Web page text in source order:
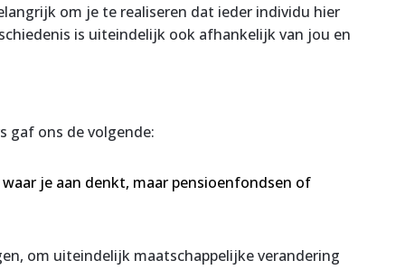
om je te realiseren dat ieder individu hier
is uiteindelijk ook afhankelijk van jou en
gaf ons de volgende:
je aan denkt, maar pensioenfondsen of
om uiteindelijk maatschappelijke verandering